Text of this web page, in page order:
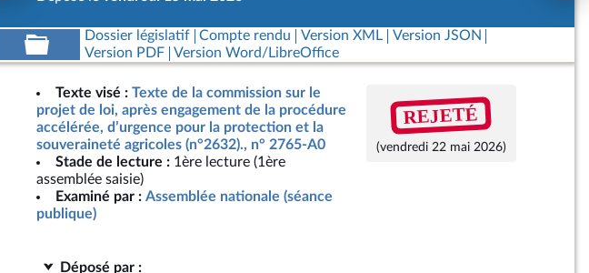
Dossier législatif Compte rendu Version XML
Version JSON
Version PDF
Version Word/LibreOffice
Texte visé : Texte de la commission sur le
projet de loi, après engagement de la procédure
accélérée, d’urgence pour la protection et la
souveraineté agricoles (n°2632)., n° 2765-A0
Stade de lecture : 1ère lecture (1ère
assemblée saisie)
Examiné par : Assemblée nationale (séance
publique)
REJETÉ
(vendredi 22 mai 2026)
Déposé par :